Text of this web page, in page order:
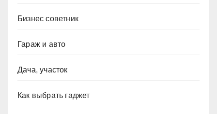
Бизнес советник
Гараж и авто
Дача, участок
Как выбрать гаджет